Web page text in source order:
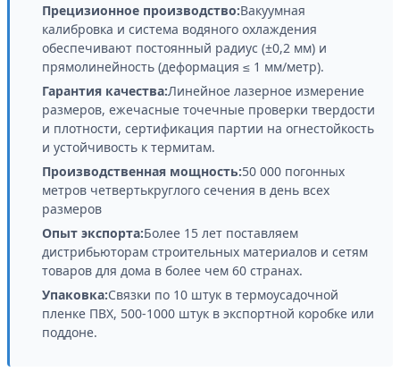
Прецизионное производство:Вакуумная
калибровка и система водяного охлаждения
обеспечивают постоянный радиус (±0,2 мм) и
прямолинейность (деформация ≤ 1 мм/метр).
Гарантия качества:Линейное лазерное измерение
размеров, ежечасные точечные проверки твердости
и плотности, сертификация партии на огнестойкость
и устойчивость к термитам.
Производственная мощность:50 000 погонных
метров четвертькруглого сечения в день всех
размеров
Опыт экспорта:Более 15 лет поставляем
дистрибьюторам строительных материалов и сетям
товаров для дома в более чем 60 странах.
Упаковка:Связки по 10 штук в термоусадочной
пленке ПВХ, 500-1000 штук в экспортной коробке или
поддоне.